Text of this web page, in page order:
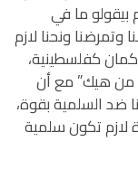
بيقولو ما في
ونحنا لازم
كفلسطينية،
من هيك” مع أن
ضد السلمية بقوة،
لازم تكون سلمية